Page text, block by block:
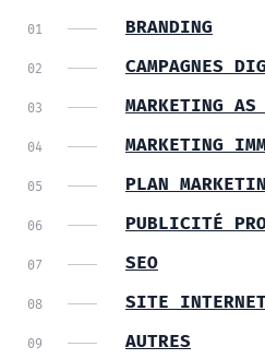
BRANDING
CAMPAGNES
MARKETING
MARKETING
PLAN
PUBLICITÉ
SEO
SITE
AUTRES